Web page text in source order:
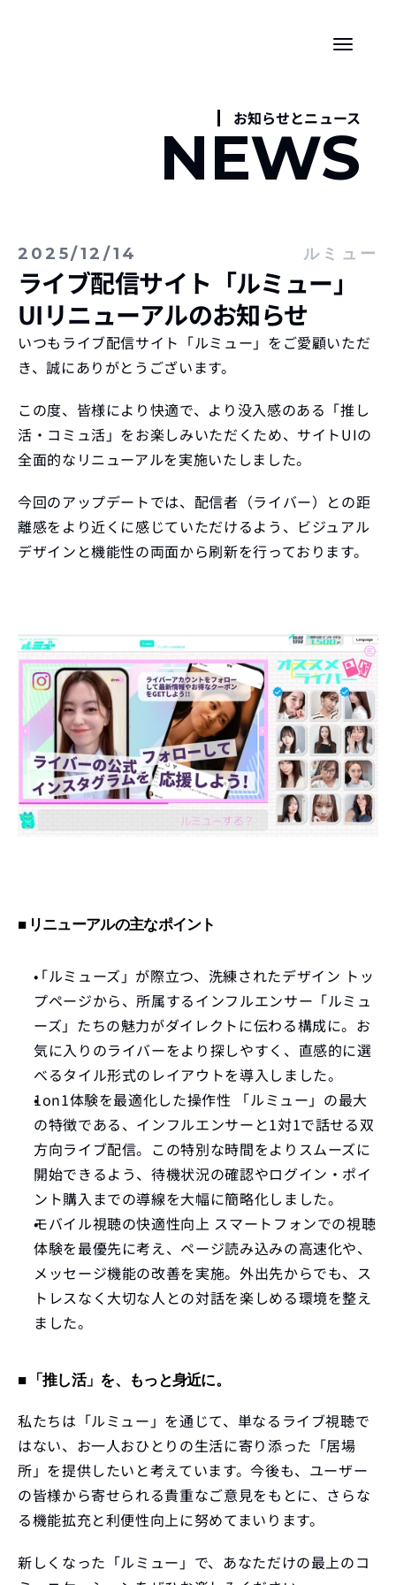
お知らせとニュース
NEWS
2025/12/14 ルミュー
ライブ配信サイト「ルミュー」
UIリニューアルのお知らせ
いつもライブ配信サイト「ルミュー」をご愛顧いただ
き、誠にありがとうございます。
この度、皆様により快適で、より没入感のある「推し
活・コミュ活」をお楽しみいただくため、サイトUIの
全面的なリニューアルを実施いたしました。
今回のアップデートでは、配信者（ライバー）との距
離感をより近くに感じていただけるよう、ビジュアル
デザインと機能性の両面から刷新を行っております。
■ リニューアルの主なポイント
「ルミューズ」が際立つ、洗練されたデザイン トッ
プページから、所属するインフルエンサー「ルミュ
ーズ」たちの魅力がダイレクトに伝わる構成に。お
気に入りのライバーをより探しやすく、直感的に選
べるタイル形式のレイアウトを導入しました。
1on1体験を最適化した操作性 「ルミュー」の最大
の特徴である、インフルエンサーと1対1で話せる双
方向ライブ配信。この特別な時間をよりスムーズに
開始できるよう、待機状況の確認やログイン・ポイ
ント購入までの導線を大幅に簡略化しました。
モバイル視聴の快適性向上 スマートフォンでの視聴
体験を最優先に考え、ページ読み込みの高速化や、
メッセージ機能の改善を実施。外出先からでも、ス
トレスなく大切な人との対話を楽しめる環境を整え
ました。
■ 「推し活」を、もっと身近に。
私たちは「ルミュー」を通じて、単なるライブ視聴で
はない、お一人おひとりの生活に寄り添った「居場
所」を提供したいと考えています。今後も、ユーザー
の皆様から寄せられる貴重なご意見をもとに、さらな
る機能拡充と利便性向上に努めてまいります。
新しくなった「ルミュー」で、あなただけの最上のコ